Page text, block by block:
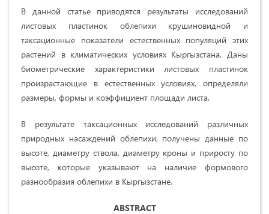
В данной статье приводятся результаты исследований
листовых пластинок облепихи крушиновидной и
таксационные показатели естественных популяций этих
растений в климатических условиях Кыргызстана. Даны
биометрические характеристики листовых пластинок
произрастающие в естественных условиях, определяли
размеры, формы и коэффициент площади листа.
В результате таксационных исследований различных
природных насаждений облепихи, получены данные по
высоте, диаметру ствола, диаметру кроны и приросту по
высоте, которые указывают на наличие формового
разнообразия облепихи в Кыргызстане.
ABSTRACT